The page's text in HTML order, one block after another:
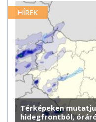
HÍREK
Térképeken
hidegfrontból,